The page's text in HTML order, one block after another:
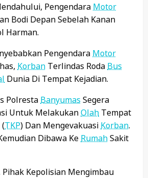
Pengendara Motor
Bodi Depan Sebelah Kanan
Harman.
Pengendara Motor
Korban Terlindas Roda Bus
Dunia Di Tempat Kejadian.
Polresta Banyumas Segera
Untuk MelakukanOlah Tempat
TKP) Dan Mengevakuasi Korban.
Dibawa Ke RumahSakit
Pihak Kepolisian Mengimbau